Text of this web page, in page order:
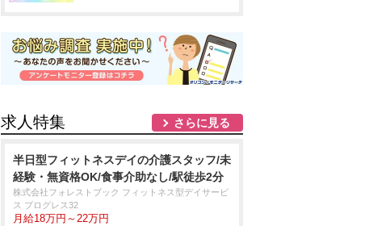
求人特集 さらに見る
半日型フィットネスデイの介護スタッフ/未
経験・無資格OK/食事介助なし/駅徒歩2分
株式会社フォレストブック フィットネス型デイサービ
ス プログレス32
月給18万円～22万円